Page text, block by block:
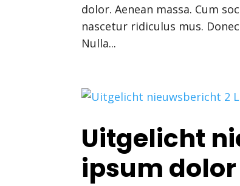
dolor. Aenean massa. Cum
nascetur ridiculus mus.
Nulla...
Uitgelicht
ipsum dolor